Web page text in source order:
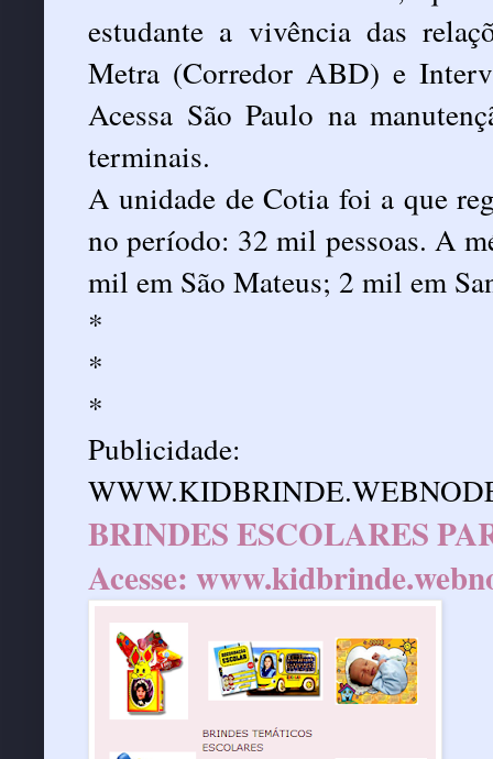
estudante a vivência das
Metra (Corredor ABD) e
Acessa São Paulo na
terminais.
A unidade de Cotia foi a que
no período: 32 mil pessoas. A
mil em São Mateus; 2 mil em
*
*
*
Publicidade:
BRINDES ESCOLARES
Acesse: